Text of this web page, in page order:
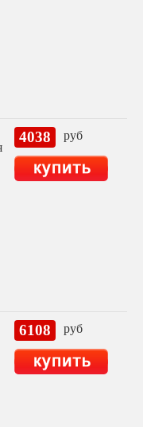
4038 руб
6108 руб